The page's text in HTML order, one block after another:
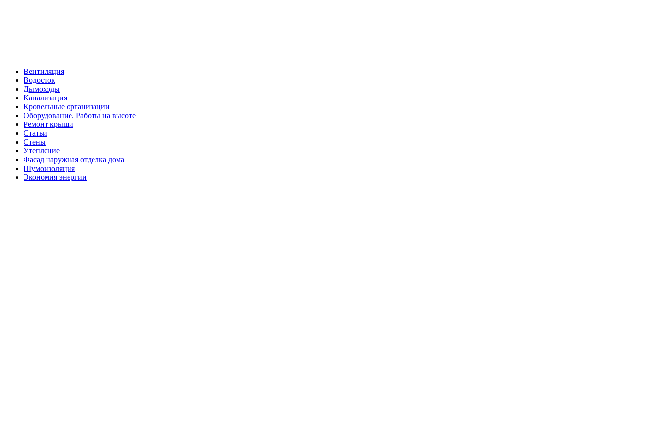
Вентиляция
Водосток
Дымоходы
Канализация
Кровельные организации
Оборудование. Работы на высоте
Ремонт крыши
Статьи
Стены
Утепление
Фасад наружная отделка дома
Шумоизоляция
Экономия энергии